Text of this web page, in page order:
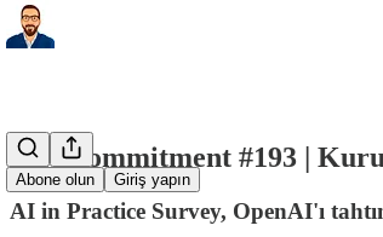
Abone olun Giriş yapın
Soft Commitment #193 |
AI in Practice Survey, OpenAI'ı